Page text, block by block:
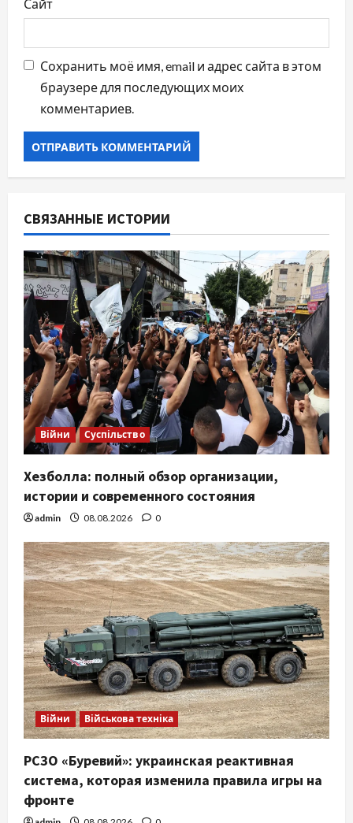
Сайт
Сохранить моё имя, email и адрес сайта в этом
браузере для последующих моих
комментариев.
СВЯЗАННЫЕ ИСТОРИИ
Війни Суспільство
Хезболла: полный обзор организации,
истории и современного состояния
admin 08.08.2026 0
Війни Військова техніка
РСЗО «Буревий»: украинская реактивная
система, которая изменила правила игры на
фронте